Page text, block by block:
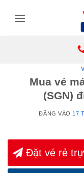
Mua vé
(SGN)
ĐĂNG VÀO 17
Đặt vé rẻ